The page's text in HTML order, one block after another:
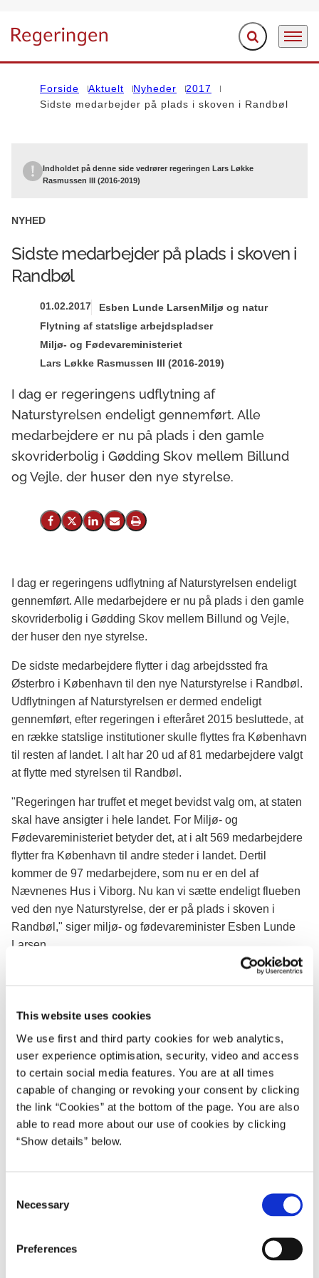
This website uses cookies
We use first and third party cookies for web analytics,
user experience optimisation, security, video and access
to certain social media features. You are at all times
capable of changing or revoking your consent by clicking
the link “Cookies” at the bottom of the page. You are also
able to read more about our use of cookies by clicking
“Show details” below.
Necessary
Preferences
Gå til forsiden Fold søgefelt ud
Menu
Forside Aktuelt Nyheder
2017
Sidste medarbejder på plads i skoven i Randbøl
Indholdet på denne side vedrører regeringen Lars Løkke
Rasmussen III (2016-2019)
NYHED
Sidste medarbejder på plads i skoven i
Randbøl
01.02.2017 Esben Lunde LarsenMiljø og natur
Flytning af statslige arbejdspladser
Miljø- og Fødevareministeriet
Lars Løkke Rasmussen III (2016-2019)
I dag er regeringens udflytning af
Naturstyrelsen endeligt gennemført. Alle
medarbejdere er nu på plads i den gamle
skovriderbolig i Gødding Skov mellem Billund
og Vejle, der huser den nye styrelse.
Del på Facebook
Del på X (Twitter)
Del på LinkedIn
Send email
Print
I dag er regeringens udflytning af Naturstyrelsen endeligt
gennemført. Alle medarbejdere er nu på plads i den gamle
skovriderbolig i Gødding Skov mellem Billund og Vejle,
der huser den nye styrelse.
De sidste medarbejdere flytter i dag arbejdssted fra
Østerbro i København til den nye Naturstyrelse i Randbøl.
Udflytningen af Naturstyrelsen er dermed endeligt
gennemført, efter regeringen i efteråret 2015 besluttede, at
en række statslige institutioner skulle flyttes fra København
til resten af landet. I alt har 20 ud af 81 medarbejdere valgt
at flytte med styrelsen til Randbøl.
"Regeringen har truffet et meget bevidst valg om, at staten
skal have ansigter i hele landet. For Miljø- og
Fødevareministeriet betyder det, at i alt 569 medarbejdere
flytter fra København til andre steder i landet. Dertil
kommer de 97 medarbejdere, som nu er en del af
Nævnenes Hus i Viborg. Nu kan vi sætte endeligt flueben
ved den nye Naturstyrelse, der er på plads i skoven i
Randbøl," siger miljø- og fødevareminister Esben Lunde
Larsen.
Foruden de 81 medarbejdere i hovedsædet i Randbøl er
driftscenter og 18 lokalenheder fordelt over hele landet.
Lemvig, der fra i dag er et direktorat under Naturstyrelsen.
Nye medarbejdere fra lokalområdet
Naturstyrelsen har foreløbigt foretaget 56 nyansættelser til
hovedkontoret i Randbøl. Heraf kommer cirka halvdelen
fra Miljø- og Fødevareministeriets egne institutioner rundt
om i landet. Den anden halvdel er helt nye medarbejdere,
"Det er selvfølgelig ikke uden omkostninger at flytte hele
Derfor er jeg også glad for, at så mange af ministeriets
medarbejdere har haft mod på en ny hverdag i Randbøl.